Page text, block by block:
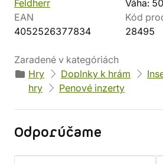
Feldherr
Váha:
EAN
4052526377834
Kód
28495
Zaradené v kategóriách
Hry
Doplnky k hrám
hry
Penové inzerty
Odporúčame